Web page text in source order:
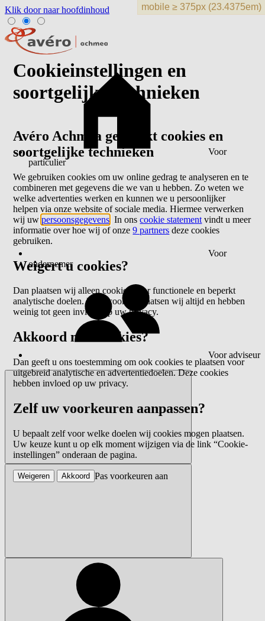
Klik door naar hoofdinhoud
Voor
particulier
Voor
ondernemer
Voor adviseur
Cookieinstellingen en
soortgelijke technieken
Avéro Achmea gebruikt cookies en
soortgelijke technieken
We gebruiken cookies om uw online gedrag te analyseren en te
combineren met gegevens die we van u hebben. Zo weten we
welke advertenties werken en kunnen we u persoonlijker
helpen via onze website of sociale media. Hiermee verwerken
wij uwpersoonsgegevens . In onscookie statement vindt u meer
informatie over hoe wij of onze9 partners deze cookies
gebruiken.
Weigert u cookies?
Dan plaatsen wij alleen cookies voor functionele en beperkt
analytische doelen. Deze cookies plaatsen wij altijd en hebben
weinig tot geen invloed op uw privacy.
Akkoord met cookies?
Dan geeft u ons toestemming om ook cookies te plaatsen voor
uitgebreid analytische en advertentiedoelen. Deze cookies
hebben invloed op uw privacy.
Zelf uw voorkeuren aanpassen?
U bepaalt zelf voor welke doelen wij cookies mogen plaatsen.
Uw keuze kunt u op elk moment wijzigen via de link “Cookie-
instellingen” onderaan de pagina.
Pas voorkeuren aan
Weigeren Akkoord